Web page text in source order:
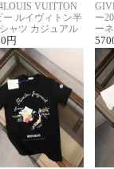
VUITTON
ー ルイヴィトン半
ャツ カジュアル
む 2色展開
円
ー
ー
ー